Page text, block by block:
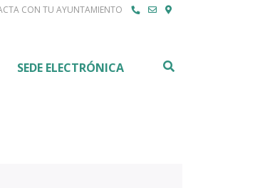
CON TU AYUNTAMIENTO
SEDE ELECTRÓNICA